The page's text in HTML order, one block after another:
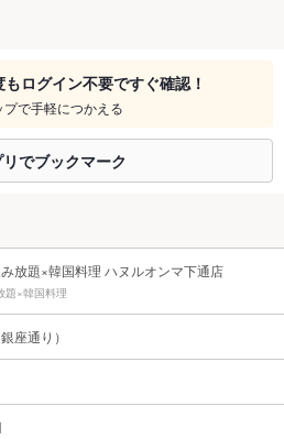
ログイン不要ですぐ確認！
プで手軽につかえる
でブックマーク
放題×韓国料理 ハヌルオンマ下通店
題×韓国料理
座通り）